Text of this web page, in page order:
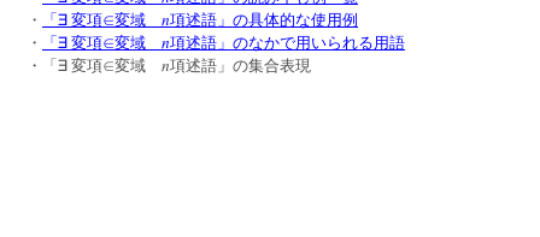
・
「∃ 変項∈変域 n項述語」の具体的な使用例
・
「∃ 変項∈変域 n項述語」のなかで用いられる用語
・
「∃ 変項∈変域 n項述語」の集合表現